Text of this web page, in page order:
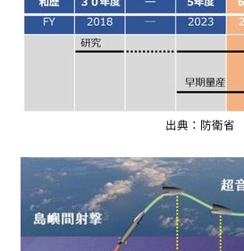
出典：防衛省